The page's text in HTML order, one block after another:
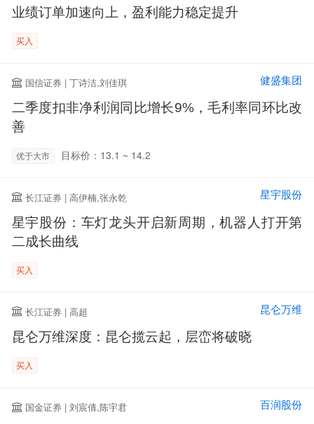
业绩订单加速向上，盈利能力稳定提升
买入
国信证券 | 丁诗洁,刘佳琪 健盛集团
二季度扣非净利润同比增长9%，毛利率同环比改
善
优于大市 目标价：13.1 ~ 14.2
长江证券 | 高伊楠,张永乾 星宇股份
星宇股份：车灯龙头开启新周期，机器人打开第
二成长曲线
买入
长江证券 | 高超 昆仑万维
昆仑万维深度：昆仑揽云起，层峦将破晓
买入
国金证券 | 刘宸倩,陈宇君 百润股份